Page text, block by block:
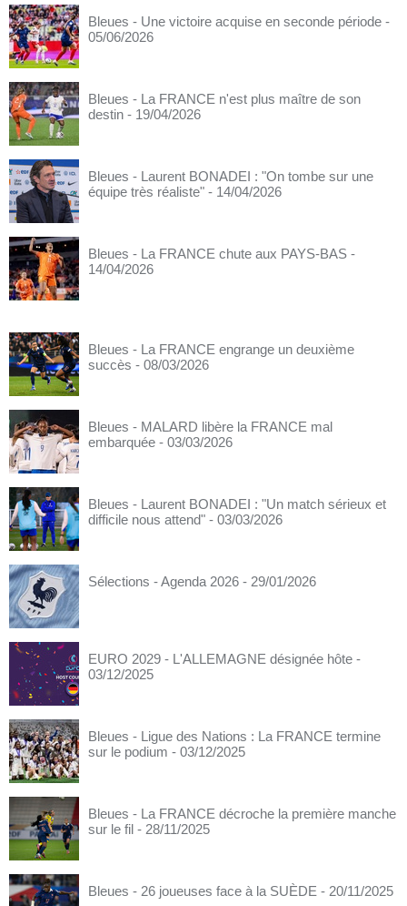
Bleues - Une victoire acquise en seconde période -
05/06/2026
Bleues - La FRANCE n'est plus maître de son
destin - 19/04/2026
Bleues - Laurent BONADEI : "On tombe sur une
équipe très réaliste" - 14/04/2026
Bleues - La FRANCE chute aux PAYS-BAS -
14/04/2026
Bleues - La FRANCE engrange un deuxième
succès - 08/03/2026
Bleues - MALARD libère la FRANCE mal
embarquée - 03/03/2026
Bleues - Laurent BONADEI : "Un match sérieux et
difficile nous attend" - 03/03/2026
Sélections - Agenda 2026 - 29/01/2026
EURO 2029 - L'ALLEMAGNE désignée hôte -
03/12/2025
Bleues - Ligue des Nations : La FRANCE termine
sur le podium - 03/12/2025
Bleues - La FRANCE décroche la première manche
sur le fil - 28/11/2025
Bleues - 26 joueuses face à la SUÈDE - 20/11/2025